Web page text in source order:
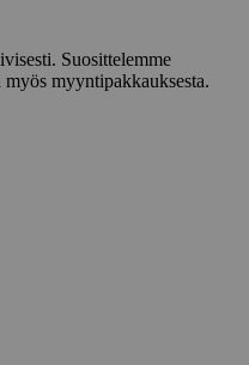
Suosittelemme
myyntipakkauksesta.